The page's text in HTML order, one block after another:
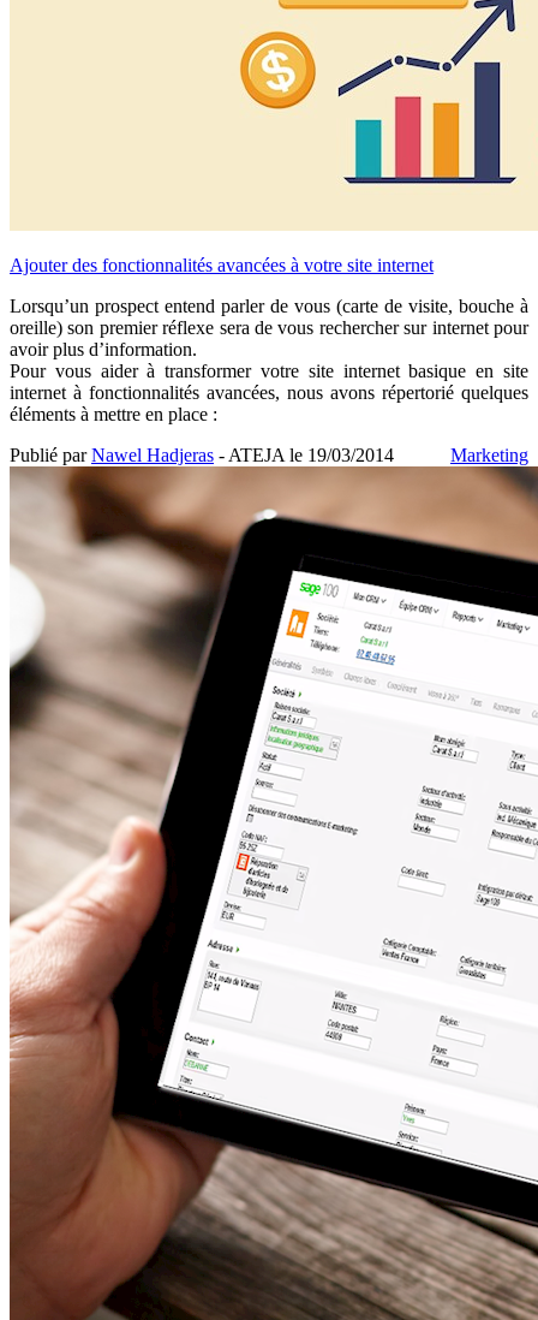
Ajouter des fonctionnalités avancées à votre site internet
Lorsqu’un prospect entend parler de vous (carte de visite, bouche à
oreille) son premier réflexe sera de vous rechercher sur internet pour
avoir plus d’information.
Pour vous aider à transformer votre site internet basique en site
internet à fonctionnalités avancées, nous avons répertorié quelques
éléments à mettre en place :
Marketing
Publié parNawel Hadjeras - ATEJA le 19/03/2014